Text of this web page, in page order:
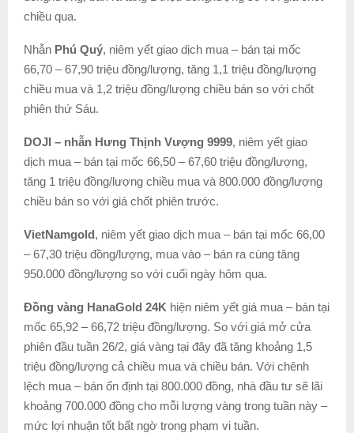
chiều qua.
Nhẫn Phú Quý, niêm yết giao dịch mua – bán tại mốc
66,70 – 67,90 triệu đồng/lượng, tăng 1,1 triệu đồng/lượng
chiều mua và 1,2 triệu đồng/lượng chiều bán so với chốt
phiên thứ Sáu.
DOJI – nhẫn Hưng Thịnh Vượng 9999, niêm yết giao
dịch mua – bán tại mốc 66,50 – 67,60 triệu đồng/lượng,
tăng 1 triệu đồng/lượng chiều mua và 800.000 đồng/lượng
chiều bán so với giá chốt phiên trước.
VietNamgold, niêm yết giao dịch mua – bán tại mốc 66,00
– 67,30 triệu đồng/lượng, mua vào – bán ra cùng tăng
950.000 đồng/lượng so với cuối ngày hôm qua.
Đồng vàng HanaGold 24K hiện niêm yết giá mua – bán tại
mốc 65,92 – 66,72 triệu đồng/lượng. So với giá mở cửa
phiên đầu tuần 26/2, giá vàng tại đây đã tăng khoảng 1,5
triệu đồng/lượng cả chiều mua và chiều bán. Với chênh
lệch mua – bán ổn định tại 800.000 đồng, nhà đầu tư sẽ lãi
khoảng 700.000 đồng cho mỗi lượng vàng trong tuần này –
mức lợi nhuận tốt bất ngờ trong phạm vi tuần.